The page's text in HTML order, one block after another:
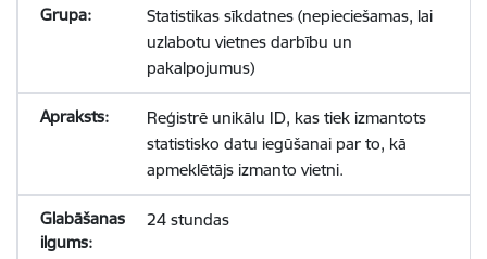
Statistikas sīkdatnes (nepieciešamas, lai
uzlabotu vietnes darbību un
pakalpojumus)
Reģistrē unikālu ID, kas tiek izmantots
statistisko datu iegūšanai par to, kā
apmeklētājs izmanto vietni.
24 stundas